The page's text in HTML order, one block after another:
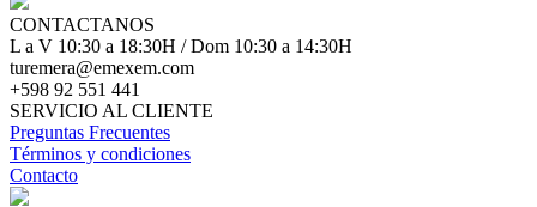
CONTACTANOS
L a V 10:30 a 18:30H / Dom 10:30 a 14:30H
turemera@emexem.com
+598 92 551 441
SERVICIO AL CLIENTE
Preguntas Frecuentes
Términos y condiciones
Contacto